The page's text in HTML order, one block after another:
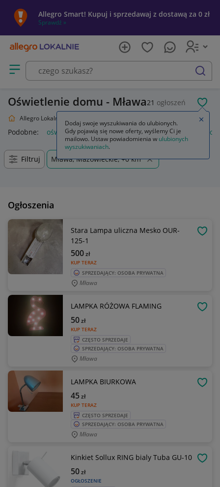
Allegro Smart! Kupuj i sprzedawaj z dostawą za 0 zł
Sprawdź »
Otwórz menu z kategoriami
szukaj
Oświetlenie domu - Mława21 ogłoszeń
Allegro Lokalnie
Podobne: oświetlenie oświetlenie szynowe oświetlenie
Filtruj Mława, Mazowieckie, +0 km
Ogłoszenia
Stara Lampa uliczna Mesko OUR-
125-1
KUP TERAZ
500zł
SPRZEDAJĄCY: OSOBA PRYWATNA
Mława
LAMPKA RÓŻOWA FLAMING
KUP TERAZ
50zł
CZĘSTO SPRZEDAJE
SPRZEDAJĄCY: OSOBA PRYWATNA
Mława
LAMPKA BIURKOWA
KUP TERAZ
45zł
CZĘSTO SPRZEDAJE
SPRZEDAJĄCY: OSOBA PRYWATNA
Mława
Kinkiet Sollux RING bialy Tuba GU-10
OGŁOSZENIE
50zł
Dodaj swoje wyszukiwania do ulubionych.
Gdy pojawią się nowe oferty, wyślemy Ci je
mailowo. Ustaw powiadomienia w ulubionych
wyszukiwaniach.